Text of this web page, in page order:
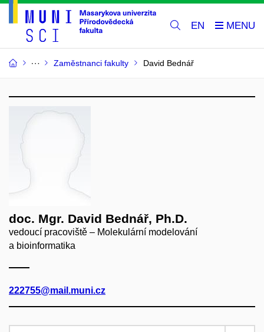
EN
Zaměstnanci fakulty David Bednář
doc. Mgr. David Bednář, Ph.D.
vedoucí pracoviště – Molekulární modelování
a bioinformatika
222755@mail.muni.cz